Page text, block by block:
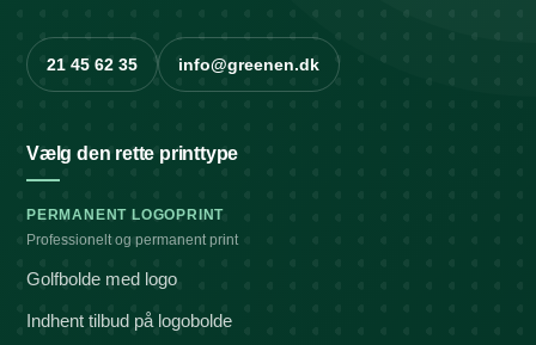
21 45 62 35 info@greenen.dk
Vælg den rette printtype
PERMANENT LOGOPRINT
Professionelt og permanent print
Golfbolde med logo
Indhent tilbud på logobolde